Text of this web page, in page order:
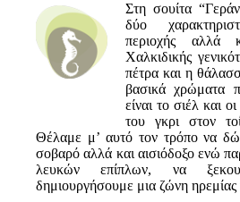
Στη σουίτα
δύο
περιοχής αλλά
Χαλκιδικής
πέτρα και η
βασικά χρώματα
είναι το σιέλ και
του γκρι στον
Θέλαμε μ’ αυτό τον τρόπο να
σοβαρό αλλά και αισιόδοξο ενώ
λευκών επίπλων, να
δημιουργήσουμε μια ζώνη ηρεμίας